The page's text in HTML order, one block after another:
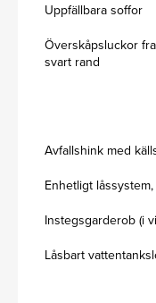
Uppfällbara soffor
Överskåpsluckor
svart rand
Avfallshink med
Enhetligt
Instegsgarderob (i
Låsbart